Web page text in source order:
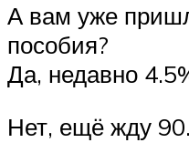
А вам уже
пособия?
Да, недавно
Нет, ещё жду